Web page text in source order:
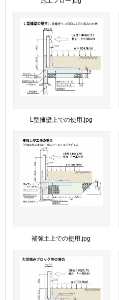
L型擁壁上での使用.jpg
補強土上での使用.jpg